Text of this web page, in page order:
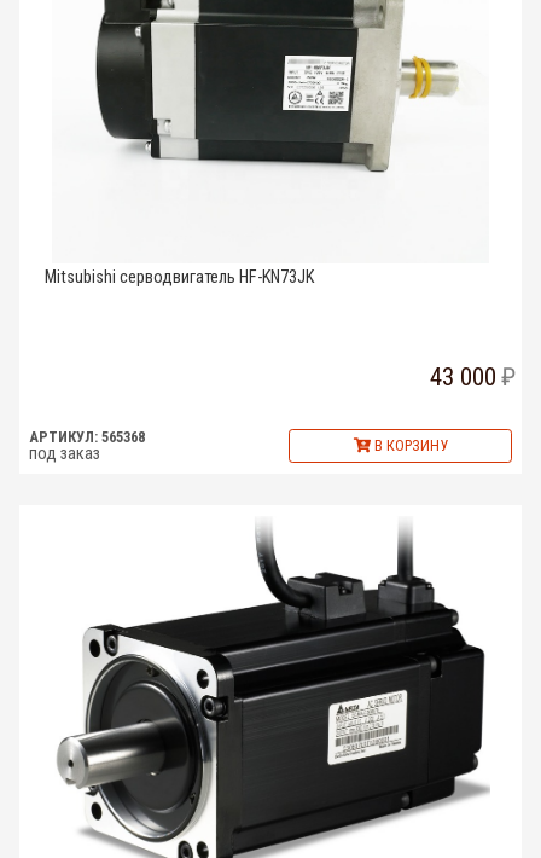
Mitsubishi серводвигатель HF-KN73JK
43 000
АРТИКУЛ: 565368
под заказ В КОРЗИНУ